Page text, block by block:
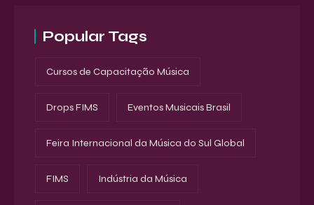
Popular Tags
Cursos de Capacitação Música
Drops FIMS Eventos Musicais Brasil
Feira Internacional da Música do Sul Global
FIMS Indústria da Música